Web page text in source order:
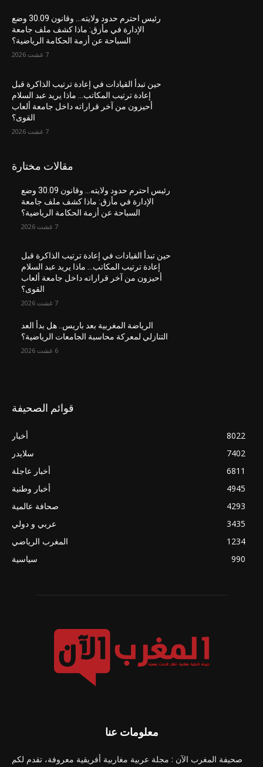
رئيس احترم حدود ولايته… وقانون 30.09 وضع
الإدارة في مأزق: ماذا كشف ملف جامعة
السباحة عن أزمة الحكامة الرياضية؟
7 غشت 2026
حين تبدأ القيادات في إعادة ترتيب الذاكرة قبل
إعادة ترتيب المكاتب… ماذا يريد عبد السلام
أحيزون من آخر قراراته داخل جامعة ألعاب
القوى؟
7 غشت 2026
مقالات مختارة
رئيس احترم حدود ولايته… وقانون 30.09 وضع
الإدارة في مأزق: ماذا كشف ملف جامعة
السباحة عن أزمة الحكامة الرياضية؟
7 غشت 2026
حين تبدأ القيادات في إعادة ترتيب الذاكرة قبل
إعادة ترتيب المكاتب… ماذا يريد عبد السلام
أحيزون من آخر قراراته داخل جامعة ألعاب
القوى؟
7 غشت 2026
الرياضة المغربية بعد باريس.. هل بدأ العد
التنازلي لمعركة محاسبة الجامعات الرياضية؟
6 غشت 2026
قوائم الصحيفة
أخبار
8022
سلايدر
7402
أخبار عاجلة
6811
أخبار وطنية
4945
صحافة عالمية
4293
عربي و دولي
3435
المغرب الرياضي
1234
سياسية
990
معلومات عنا
صحيفة المغرب الآن : مجلة عربية مغاربية أفريقية معروفة، تقدم لكم